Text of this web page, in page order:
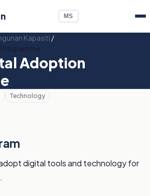
MS
Kapasiti /
Adoption
Technology
digital tools and technology for